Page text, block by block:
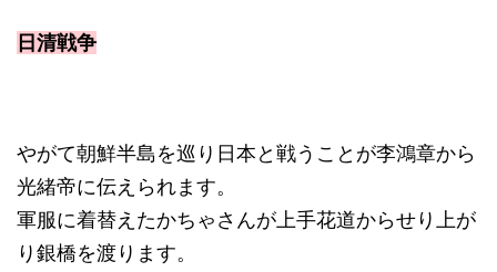
日清戦争
やがて朝鮮半島を巡り日本と戦うことが李鴻章から
光緒帝に伝えられます。
軍服に着替えたかちゃさんが上手花道からせり上が
り銀橋を渡ります。